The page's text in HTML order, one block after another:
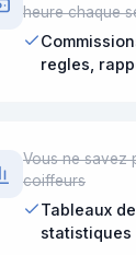
heure chaque
regles,
Vous ne savez
coiffeurs
Tableaux
statistiques